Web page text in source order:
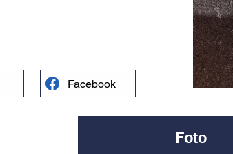
Facebook
Foto